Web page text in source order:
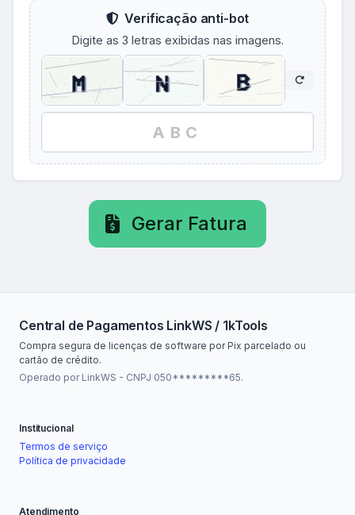
Verificação anti-bot
Digite as 3 letras exibidas nas imagens.
Gerar Fatura
Central de Pagamentos LinkWS / 1kTools
Compra segura de licenças de software por Pix parcelado ou
cartão de crédito.
Operado por LinkWS - CNPJ 050*********65.
Institucional
Termos de serviço
Política de privacidade
Atendimento